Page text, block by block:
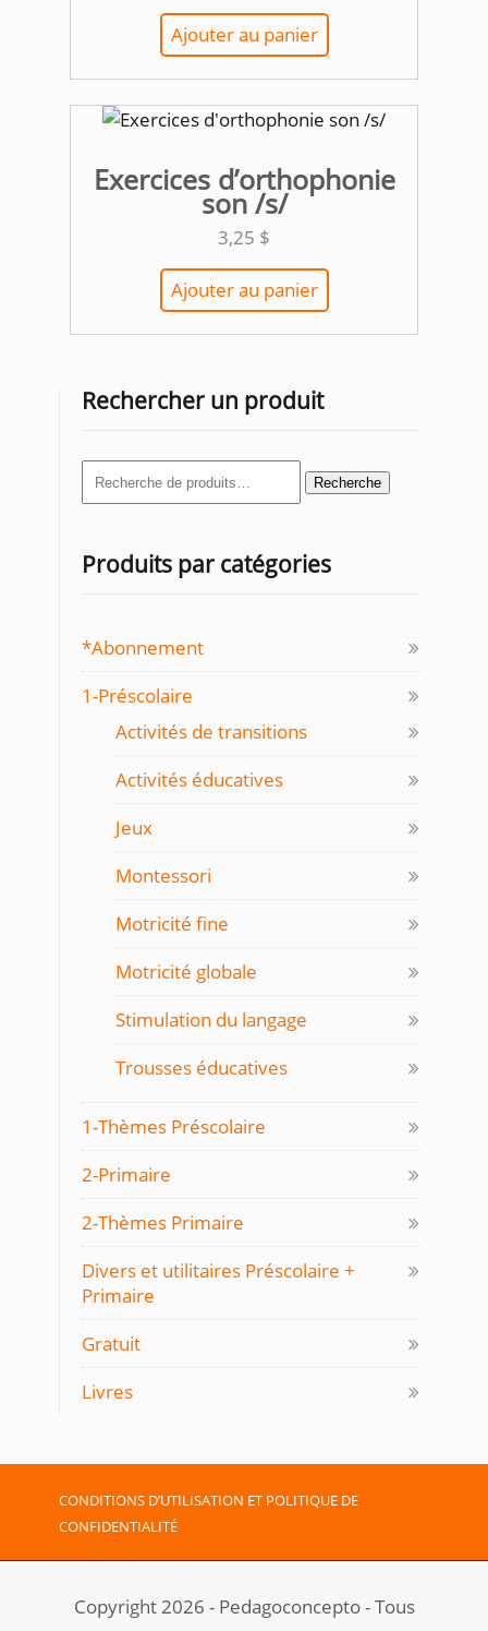
Ajouter au panier
Exercices d’orthophonie
son /s/
3,25 $
Ajouter au panier
Rechercher un produit
Recherche
pour :
Recherche
Produits par catégories
*Abonnement
1-Préscolaire
Activités de transitions
Activités éducatives
Jeux
Montessori
Motricité fine
Motricité globale
Stimulation du langage
Trousses éducatives
1-Thèmes Préscolaire
2-Primaire
2-Thèmes Primaire
Divers et utilitaires Préscolaire +
Primaire
Gratuit
Livres
CONDITIONS D’UTILISATION ET POLITIQUE DE
CONFIDENTIALITÉ
Copyright 2026 - Pedagoconcepto - Tous